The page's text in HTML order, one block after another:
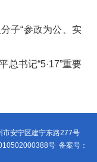
子“参政为公、实
总书记“5·17”重要
安宁区建宁东路277号
号备案号：